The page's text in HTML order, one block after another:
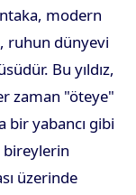
modern
ruhun dünyevi
Bu yıldız,
zaman "öteye"
bir yabancı gibi
bireylerin
üzerinde